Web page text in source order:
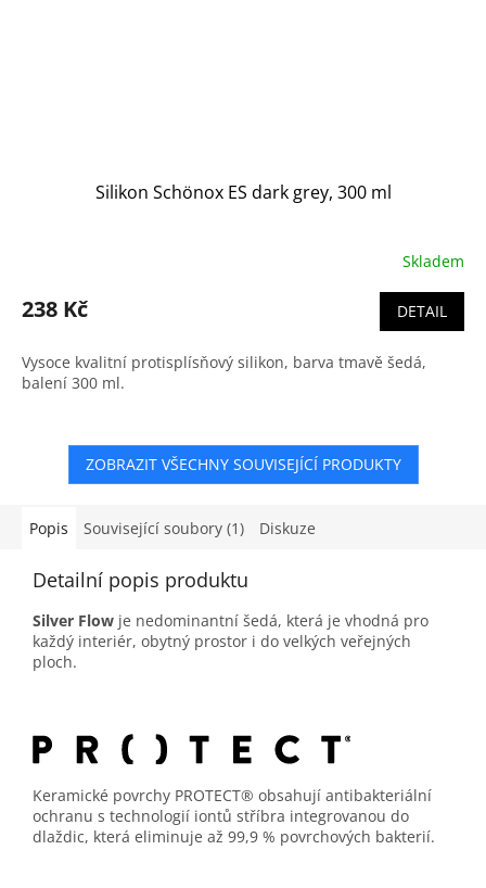
Silikon Schönox ES dark grey, 300 ml
Skladem
238 Kč DETAIL
Vysoce kvalitní protisplísňový silikon, barva tmavě šedá,
balení 300 ml.
ZOBRAZIT VŠECHNY SOUVISEJÍCÍ PRODUKTY
Popis Související soubory (1) Diskuze
Detailní popis produktu
Silver Flow je nedominantní šedá, která je vhodná pro
každý interiér, obytný prostor i do velkých veřejných
ploch.
Keramické povrchy PROTECT® obsahují antibakteriální
ochranu s technologií iontů stříbra integrovanou do
dlaždic, která eliminuje až 99,9 % povrchových bakterií.